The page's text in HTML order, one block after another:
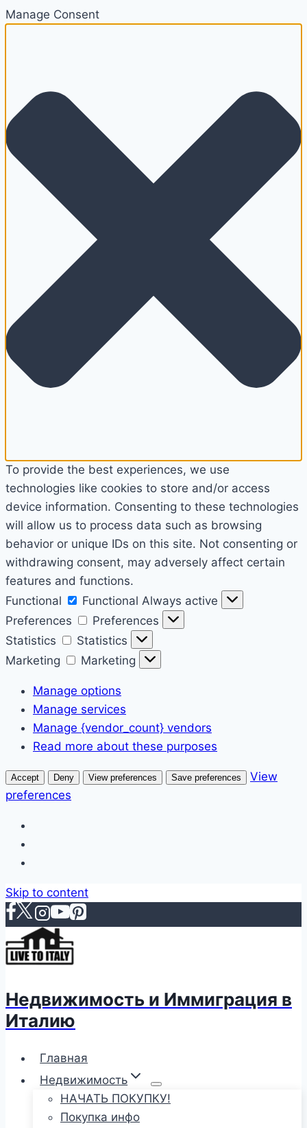
Manage Consent
To provide the best experiences, we use
technologies like cookies to store and/or access
device information. Consenting to these technologies
will allow us to process data such as browsing
behavior or unique IDs on this site. Not consenting or
withdrawing consent, may adversely affect certain
features and functions.
Functional
Functional Always active
Preferences
Preferences
Statistics
Statistics
Marketing
Marketing
Manage options
Manage services
Manage {vendor_count} vendors
Read more about these purposes
Accept Deny View preferences Save preferences
View
preferences
Skip to content
Недвижимость и Иммиграция в
Италию
Главная
Недвижимость
НАЧАТЬ ПОКУПКУ!
Покупка инфо